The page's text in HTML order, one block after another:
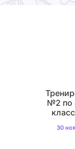
№2 по
30